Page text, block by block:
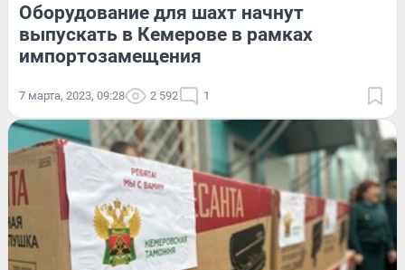
Оборудование для шахт начнут
выпускать в Кемерове в рамках
импортозамещения
7 марта, 2023, 09:28 2 592 1